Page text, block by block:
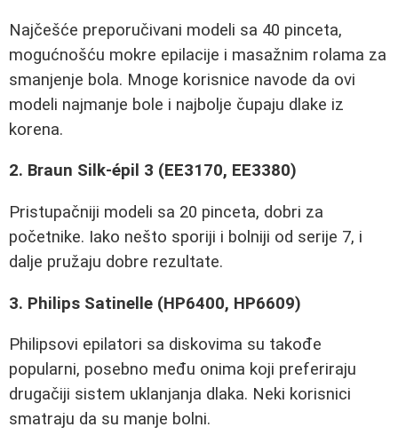
Najčešće preporučivani modeli sa 40 pinceta,
mogućnošću mokre epilacije i masažnim rolama za
smanjenje bola. Mnoge korisnice navode da ovi
modeli najmanje bole i najbolje čupaju dlake iz
korena.
2. Braun Silk-épil 3 (EE3170, EE3380)
Pristupačniji modeli sa 20 pinceta, dobri za
početnike. Iako nešto sporiji i bolniji od serije 7, i
dalje pružaju dobre rezultate.
3. Philips Satinelle (HP6400, HP6609)
Philipsovi epilatori sa diskovima su takođe
popularni, posebno među onima koji preferiraju
drugačiji sistem uklanjanja dlaka. Neki korisnici
smatraju da su manje bolni.